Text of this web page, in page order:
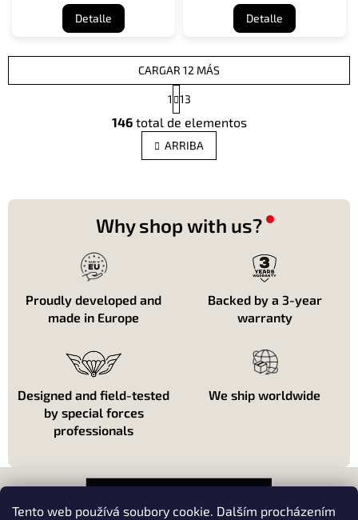
Tento web používá soubory cookie. Dalším procházením
Detalle Detalle
C
o
n
t
l
e
s
CARGAR 12 MÁS
P
a
g
i
n
a
ó
1 13
146total de elementos
ARRIBA
Why shop with us?
Proudly developed and
made in Europe
Backed by a 3-year
warranty
Designed and field-tested
by special forces
professionals
We ship worldwide
i